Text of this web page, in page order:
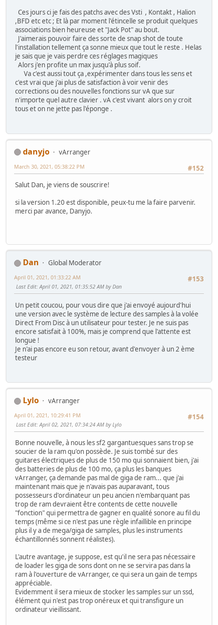
Ces jours ci je fais des patchs avec des Vsti , Kontakt , Halion
,BFD etc etc ; Et là par moment l'étincelle se produit quelques
associations bien heureuse et "Jack Pot" au bout.
J'aimerais pouvoir faire des sorte de snap shot de toute
l'installation tellement ça sonne mieux que tout le reste . Helas
je sais que je vais perdre ces réglages magiques
Alors j'en profite un max jusqu'à plus soif.
Va c'est aussi tout ça ,expérimenter dans tous les sens et
c'est vrai que j'ai plus de satisfaction à voir venir des
corrections ou des nouvelles fonctions sur vA que sur
n'importe quel autre clavier . vA c'est vivant alors on y croit
tous et on ne jette pas l'éponge .
danyjo
vArranger
#152
March 30, 2021, 05:38:22 PM
Salut Dan, je viens de souscrire!
si la version 1.20 est disponible, peux-tu me la faire parvenir.
merci par avance, Danyjo.
Dan
Global Moderator
#153
April 01, 2021, 01:33:22 AM
Last Edit: April 01, 2021, 01:35:52 AM by Dan
Un petit coucou, pour vous dire que j'ai envoyé aujourd'hui
une version avec le système de lecture des samples à la volée
Direct From Disc à un utilisateur pour tester. Je ne suis pas
encore satisfait à 100%, mais je comprend que l'attente est
longue !
Je n'ai pas encore eu son retour, avant d'envoyer à un 2 ème
testeur
Lylo
vArranger
#154
April 01, 2021, 10:29:41 PM
Last Edit: April 02, 2021, 07:34:24 AM by Lylo
Bonne nouvelle, à nous les sf2 gargantuesques sans trop se
soucier de la ram qu'on possède. Je suis tombé sur des
guitares électriques de plus de 150 mo qui sonnaient bien, j'ai
des batteries de plus de 100 mo, ça plus les banques
vArranger, ça demande pas mal de giga de ram... que j'ai
maintenant mais que je n'avais pas auparavant, tous
possesseurs d'ordinateur un peu ancien n'embarquant pas
trop de ram devraient être contents de cette nouvelle
"fonction" qui permettra de gagner en qualité sonore au fil du
temps (même si ce n'est pas une règle infaillible en principe
plus il y a de mega/giga de samples, plus les instruments
échantillonnés sonnent réalistes).
L'autre avantage, je suppose, est qu'il ne sera pas nécessaire
de loader les giga de sons dont on ne se servira pas dans la
ram à l'ouverture de vArranger, ce qui sera un gain de temps
appréciable.
Evidemment il sera mieux de stocker les samples sur un ssd,
élément qui n'est pas trop onéreux et qui transfigure un
ordinateur vieillissant.